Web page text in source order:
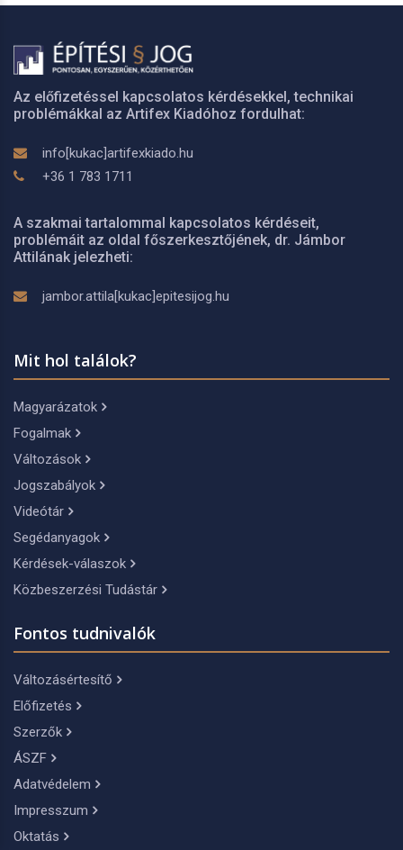
Az előfizetéssel kapcsolatos kérdésekkel, technikai
problémákkal az Artifex Kiadóhoz fordulhat:
info[kukac]artifexkiado.hu
+36 1 783 1711
A szakmai tartalommal kapcsolatos kérdéseit,
problémáit az oldal főszerkesztőjének, dr. Jámbor
Attilának jelezheti:
jambor.attila[kukac]epitesijog.hu
Mit hol találok?
Magyarázatok
Fogalmak
Változások
Jogszabályok
Videótár
Segédanyagok
Kérdések-válaszok
Közbeszerzési Tudástár
Fontos tudnivalók
Változásértesítő
Előfizetés
Szerzők
ÁSZF
Adatvédelem
Impresszum
Oktatás